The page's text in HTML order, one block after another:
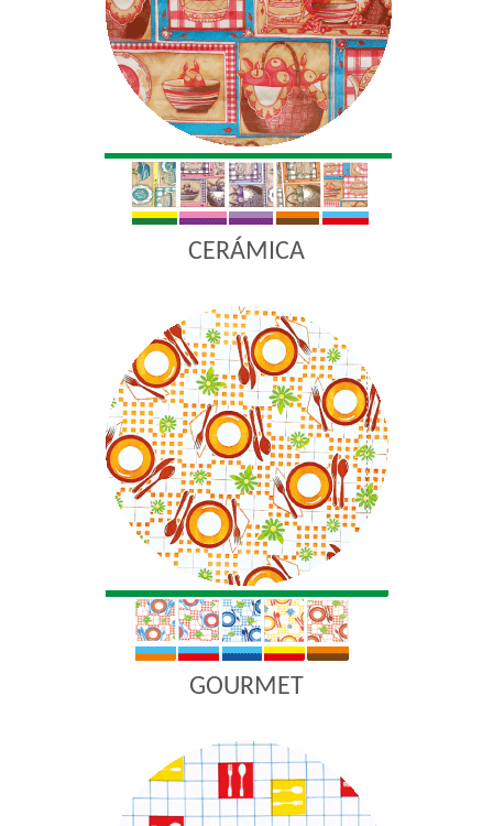
CERÁMICA
GOURMET